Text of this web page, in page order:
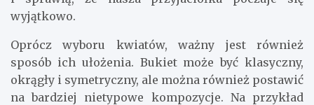
wyjątkowo.
Oprócz wyboru kwiatów, ważny jest również
sposób ich ułożenia. Bukiet może być klasyczny,
okrągły i symetryczny, ale można również postawić
na bardziej nietypowe kompozycje. Na przykład